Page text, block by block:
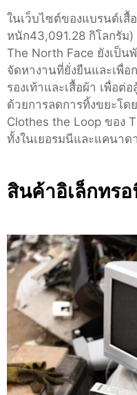
ในเว็บไซต์ของแบรนด์เ
หนัก43,091.28 กิโลกรัม)
The North Face ยังเป็น
จัดหางานที่ยั่งยืนและเพื่อ
รองเท้าและเสื้อผ้า เพื่อ
ด้วยการลดการทิ้งขยะโด
Clothes the Loop ของ
ทั้งในเยอรมนีและแคนาดา
สินค้าอิเล็กทร